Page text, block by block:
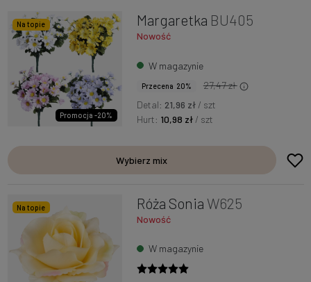
Na topie
Promocja -20%
Margaretka BU405
Nowość
W magazynie
Przecena 20%
27,47 zł
Detal: 21,96 zł / szt
Hurt: 10,98 zł / szt
Wybierz mix
Na topie Róża Sonia W625
Nowość
W magazynie